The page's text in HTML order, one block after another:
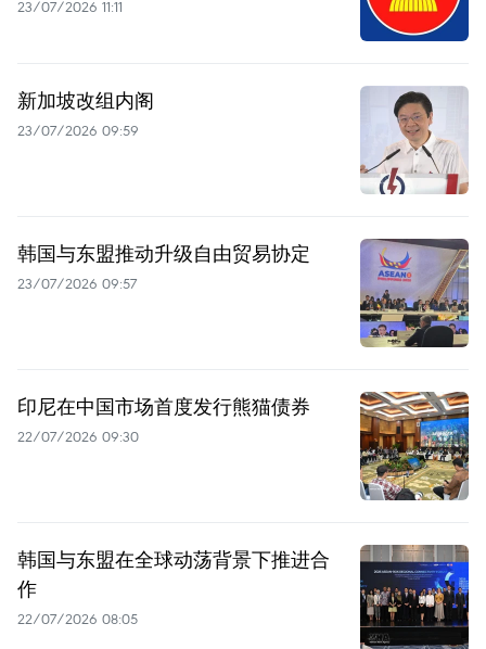
23/07/2026 11:11
新加坡改组内阁
23/07/2026 09:59
韩国与东盟推动升级自由贸易协定
23/07/2026 09:57
印尼在中国市场首度发行熊猫债券
22/07/2026 09:30
韩国与东盟在全球动荡背景下推进合
作
22/07/2026 08:05